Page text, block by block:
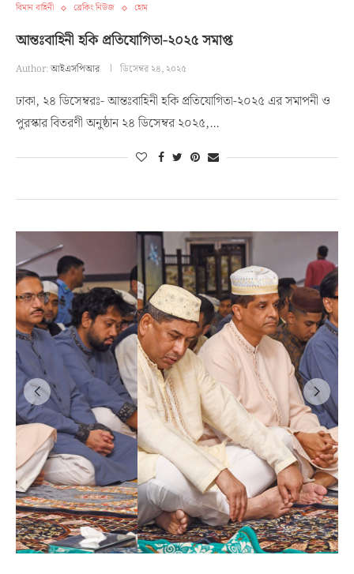
বিমান বাহিনী ব্রেকিং নিউজ হোম
আন্তঃবাহিনী হকি প্রতিযোগিতা-২০২৫ সমাপ্ত
Author:আইএসপিআর ডিসেম্বর ২৪, ২০২৫
ঢাকা, ২৪ ডিসেম্বরঃ- আন্তঃবাহিনী হকি প্রতিযোগিতা-২০২৫ এর সমাপনী ও
পুরস্কার বিতরণী অনুষ্ঠান ২৪ ডিসেম্বর ২০২৫,…